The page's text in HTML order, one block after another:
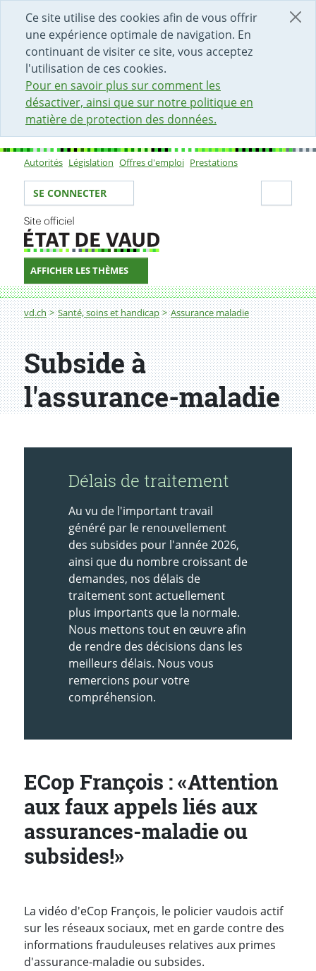
Ce site utilise des cookies afin de vous offrir
une expérience optimale de navigation. En
continuant de visiter ce site, vous acceptez
l'utilisation de ces cookies.
Pour en savoir plus sur comment les
désactiver, ainsi que sur notre politique en
matière de protection des données.
DÉBUT DU CONTENU DE LA PAGE
ACCÈS AU CHAMP DE RECHERCHE
PAGE D'ACCUEIL
FORMULAIRE DE CONTACT
Sous-navigation
Autorités Législation Offres d'emploi Prestations
Votre identité
SE CONNECTER
AFFICHER LES THÈMES
Fil d'Ariane
vd.ch Santé, soins et handicap Assurance maladie
Subside à l'assurance-maladie
Subside à
l'assurance-maladie
Délais de traitement
Au vu de l'important travail
généré par le renouvellement
des subsides pour l'année 2026,
ainsi que du nombre croissant de
demandes, nos délais de
traitement sont actuellement
plus importants que la normale.
Nous mettons tout en œuvre afin
de rendre des décisions dans les
meilleurs délais. Nous vous
remercions pour votre
compréhension.
ECop François : «Attention
aux faux appels liés aux
assurances-maladie ou
subsides!»
La vidéo d'eCop François, le policier vaudois actif
sur les réseaux sociaux, met en garde contre des
informations frauduleuses relatives aux primes
d'assurance-maladie ou subsides.